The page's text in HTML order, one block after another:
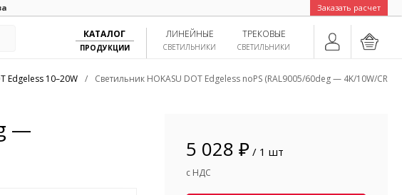
Заказать расчет
ТРЕКОВЫЕ
СВЕТИЛЬНИКИ
ЛИНЕЙНЫЕ
СВЕТИЛЬНИКИ
КАТАЛОГ
ПРОДУКЦИИ
Edgeless 10–20W / Светильник HOKASU DOT Edgeless noPS (RAL9005/60deg — 4K/10W/CRI98)
—
5 028 ₽ / 1 шт
с НДС